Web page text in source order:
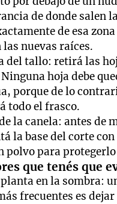
de donde salen
de esa
nuevas raíces.
del tallo: retirá las
hoja debe
porque de lo
todo el frasco.
la canela: antes de
la base del corte
polvo para protegerlo
que tenés que
en la sombra:
frecuentes es